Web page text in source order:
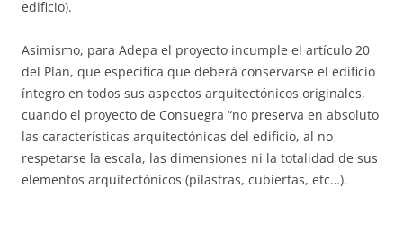
edificio).
Asimismo, para Adepa el proyecto incumple el artículo 20
del Plan, que especifica que deberá conservarse el edificio
íntegro en todos sus aspectos arquitectónicos originales,
cuando el proyecto de Consuegra “no preserva en absoluto
las características arquitectónicas del edificio, al no
respetarse la escala, las dimensiones ni la totalidad de sus
elementos arquitectónicos (pilastras, cubiertas, etc…).